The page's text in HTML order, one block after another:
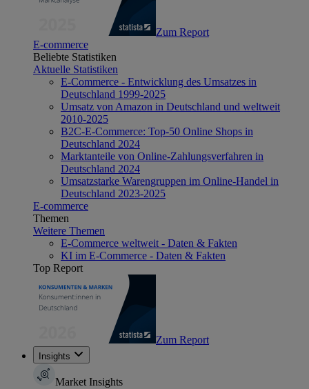
Zum Report
E-commerce
Beliebte Statistiken
Aktuelle Statistiken
E-Commerce - Entwicklung des Umsatzes in
Deutschland 1999-2025
Umsatz von Amazon in Deutschland und weltweit
2010-2025
B2C-E-Commerce: Top-50 Online Shops in
Deutschland 2024
Marktanteile von Online-Zahlungsverfahren in
Deutschland 2024
Umsatzstarke Warengruppen im Online-Handel in
Deutschland 2023-2025
E-commerce
Themen
Weitere Themen
E-Commerce weltweit - Daten & Fakten
KI im E-Commerce - Daten & Fakten
Top Report
Zum Report
Insights
Market Insights